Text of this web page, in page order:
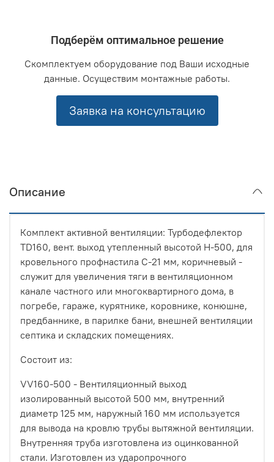
Подберём оптимальное решение
Скомплектуем оборудование под Ваши исходные
данные. Осуществим монтажные работы.
Заявка на консультацию
Описание
Комплект активной вентиляции: Турбодефлектор
TD160, вент. выход утепленный высотой Н-500, для
кровельного профнастила С-21 мм, коричневый -
служит для увеличения тяги в вентиляционном
канале частного или многоквартирного дома, в
погребе, гараже, курятнике, коровнике, конюшне,
предбаннике, в парилке бани, внешней вентиляции
септика и складских помещениях.
Состоит из:
VV160-500 - Вентиляционный выход
изолированный высотой 500 мм, внутренний
диаметр 125 мм, наружный 160 мм используется
для вывода на кровлю трубы вытяжной вентиляции.
Внутренняя труба изготовлена из оцинкованной
стали. Изготовлен из ударопрочного